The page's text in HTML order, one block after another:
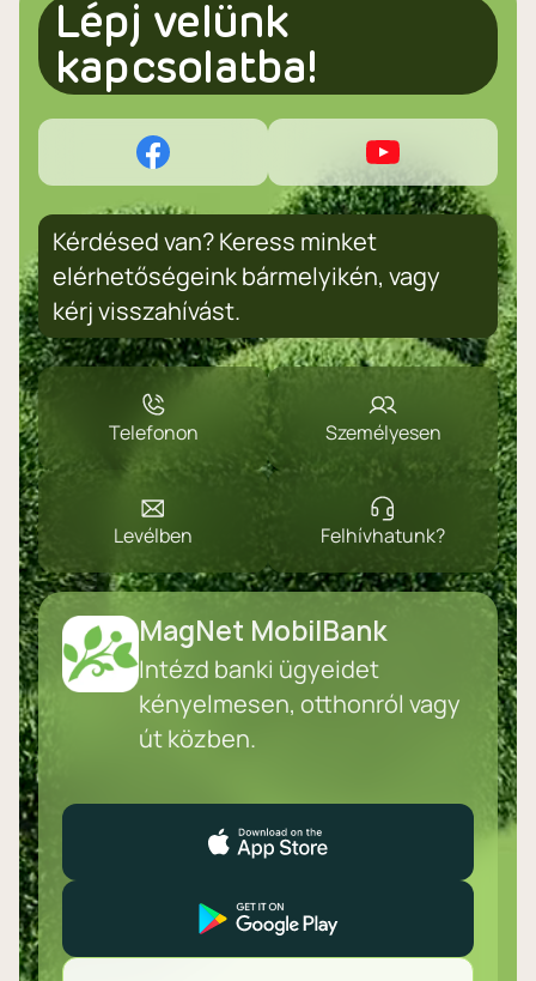
Lépj velünk
kapcsolatba!
Kérdésed van? Keress minket
elérhetőségeink bármelyikén, vagy
kérj visszahívást.
Telefonon Személyesen
Levélben Felhívhatunk?
MagNet MobilBank
Intézd banki ügyeidet
kényelmesen, otthonról vagy
út közben.